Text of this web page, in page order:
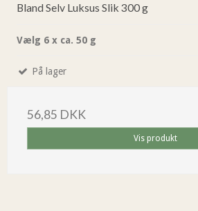
Bland Selv Luksus Slik 300 g
Vælg 6 x ca. 50 g
På lager
56,85 DKK
Vis produkt